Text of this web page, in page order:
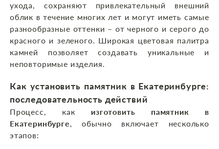
ухода, сохраняют привлекательный внешний
облик в течение многих лет и могут иметь самые
разнообразные оттенки – от черного и серого до
красного и зеленого. Широкая цветовая палитра
камней позволяет создавать уникальные и
неповторимые изделия.
Как установить памятник в Екатеринбурге:
последовательность действий
Процесс, как изготовить памятник в
Екатеринбурге, обычно включает несколько
этапов: